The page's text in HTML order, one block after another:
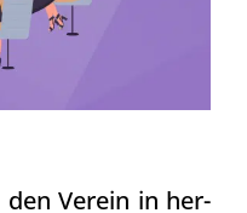
den Ver­ein in her­